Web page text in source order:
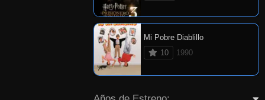
Mi Pobre Diablillo
10
1990